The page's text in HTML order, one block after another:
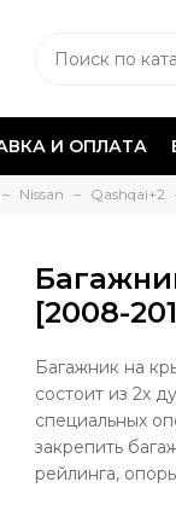
И ОПЛАТА
Nissan Qashqai+2
[2008-
Багажник на
состоит из 2х
специальных
закрепить
рейлинга,